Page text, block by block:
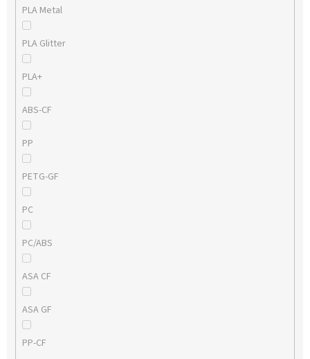
PLA Metal
PLA Glitter
PLA+
ABS-CF
PP
PETG-GF
PC
PC/ABS
ASA CF
ASA GF
PP-CF